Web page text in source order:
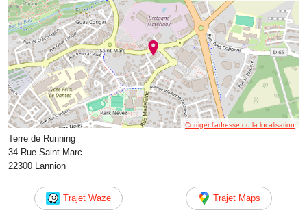
Corriger l’adresse ou la localisation
Terre de Running
34 Rue Saint-Marc
22300 Lannion
Trajet Waze Trajet Maps